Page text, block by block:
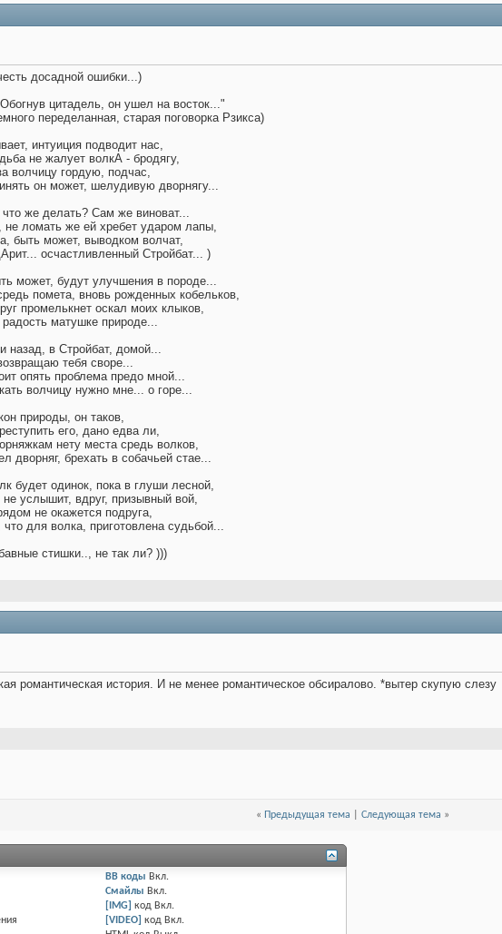
досадной ошибки...)
цитадель, он ушел на восток..."
переделанная, старая поговорка Рзикса)
интуиция подводит нас,
не жалует волкА - бродягу,
волчицу гордую, подчас,
он может, шелудивую дворнягу...
же делать? Сам же виноват...
не ломать же ей хребет ударом лапы,
быть может, выводком волчат,
осчастливленный Стройбат... )
может, будут улучшения в породе...
помета, вновь рожденных кобельков,
промелькнет оскал моих клыков,
матушке природе...
назад, в Стройбат, домой...
тебя своре...
опять проблема предо мной...
волчицу нужно мне... о горе...
природы, он таков,
его, дано едва ли,
нету места средь волков,
дворняг, брехать в собачьей стае...
будет одинок, пока в глуши лесной,
услышит, вдруг, призывный вой,
не окажется подруга,
что для волка, приготовлена судьбой...
стишки.., не так ли? )))
романтическая история. И не менее романтическое обсиралово. *вытер скупую слезу
« Предыдущая тема Следующая тема »
BB коды Вкл.
Смайлы Вкл.
[IMG] код Вкл.
[VIDEO] код Вкл.